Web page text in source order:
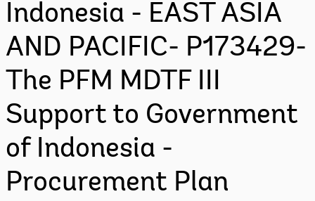
Indonesia - EAST ASIA
AND PACIFIC- P173429-
The PFM MDTF III
Support to Government
of Indonesia -
Procurement Plan